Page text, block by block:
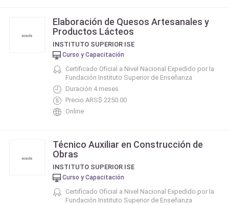
Elaboración de Quesos Artesanales y
Productos Lácteos
INSTITUTO SUPERIOR ISE
Curso y Capacitación
Certificado Oficial a Nivel Nacional Expedido por la
Fundación Instituto Superior de Enseñanza
Duración 4 meses
Precio ARS$ 2250.00
Online
Técnico Auxiliar en Construcción de
Obras
INSTITUTO SUPERIOR ISE
Curso y Capacitación
Certificado Oficial a Nivel Nacional Expedido por la
Fundación Instituto Superior de Enseñanza